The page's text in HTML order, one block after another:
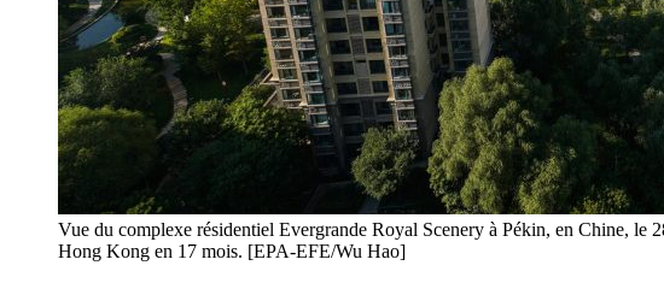
Vue du complexe résidentiel Evergrande Royal Scenery à Pékin, en Chine, le
Hong Kong en 17 mois. [EPA-EFE/Wu Hao]